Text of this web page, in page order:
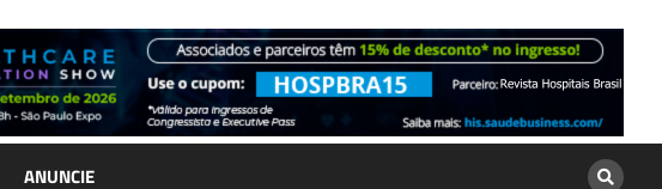
ANUNCIE